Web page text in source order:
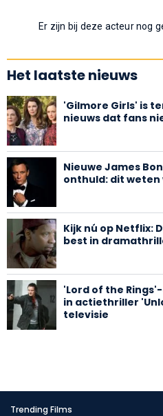
Er zijn bij deze acteur nog
Het laatste nieuws
'Gilmore Girls' is
nieuws dat fans
Nieuwe James
onthuld: dit weten
Kijk nú op Netflix:
best in
'Lord of the
in actiethriller
televisie
Trending Films